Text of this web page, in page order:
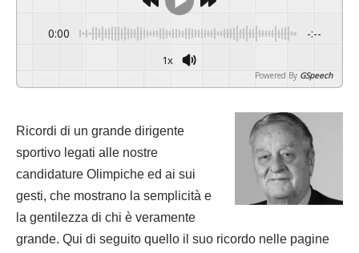
0:00 -:--
1x
Powered By GSpeech
Ricordi di un grande dirigente
sportivo legati alle nostre
candidature Olimpiche ed ai sui
gesti, che mostrano la semplicità e
la gentilezza di chi è veramente
grande. Qui di seguito quello il suo ricordo nelle pagine